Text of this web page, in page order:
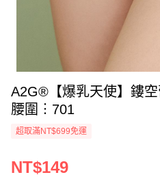
A2G®【爆乳天使】鏤
腰圍︙701
超取滿NT$699免運
NT$149